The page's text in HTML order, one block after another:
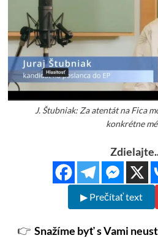
J. Štubniak: Za atentát na Fica
konkrétne
▶ Prečítať text
👉 Snažíme byť s Vami